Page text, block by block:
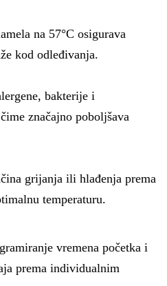
na 57°C osigurava
kod odleđivanja.
bakterije i
značajno poboljšava
grijanja ili hlađenja prema
temperaturu.
vremena početka i
prema individualnim